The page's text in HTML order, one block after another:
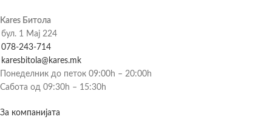
Kares Битола
бул. 1 Мај 224
078-243-714
karesbitola@kares.mk
Понеделник до петок 09:00h – 20:00h
Сабота од 09:30h – 15:30h
За компанијата